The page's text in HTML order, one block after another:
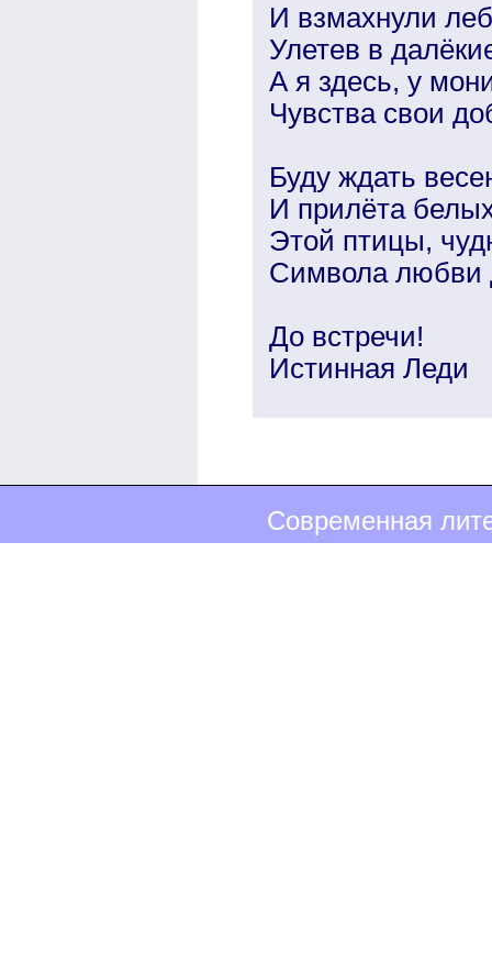
И взмахнули
Улетев в
А я здесь, у
Чувства свои
Буду ждать
И прилёта
Этой птицы,
Символа любви
До встречи!
Истинная Леди
Современная